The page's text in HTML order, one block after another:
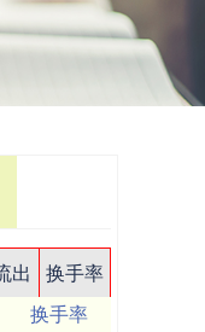
出
换手率
换手率